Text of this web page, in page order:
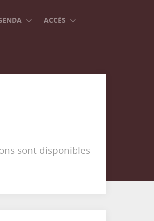
ACCÈS
sont disponibles